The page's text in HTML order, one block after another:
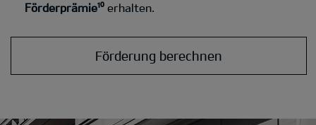
Förderprämie¹⁰ erhalten.
Förderung berechnen